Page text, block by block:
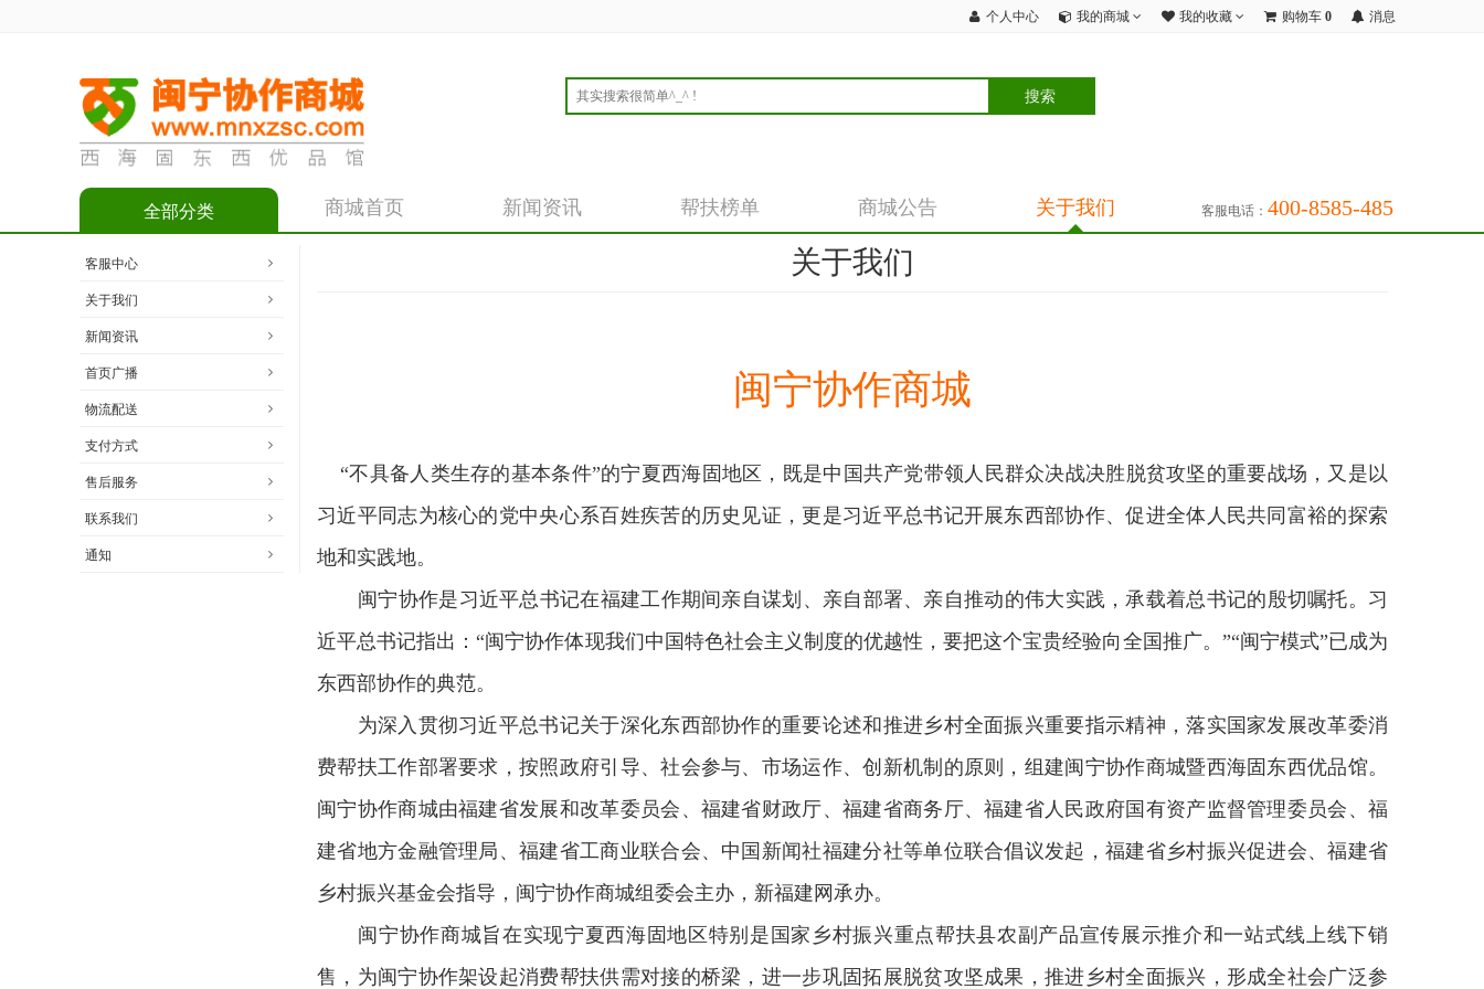
个人中心 我的商城 我的收藏 购物车 0 消息
商城首页 新闻资讯 帮扶榜单 商城公告 关于我们 客服电话： 400-8585-485
全部分类
关于我们
闽宁协作商城
“不具备人类生存的基本条件”的宁夏西海固地区，既是中国共产党带领人民群众决战决胜脱贫攻坚的重要战场，又是以
习近平同志为核心的党中央心系百姓疾苦的历史见证，更是习近平总书记开展东西部协作、促进全体人民共同富裕的探索
地和实践地。
闽宁协作是习近平总书记在福建工作期间亲自谋划、亲自部署、亲自推动的伟大实践，承载着总书记的殷切嘱托。习
近平总书记指出：“闽宁协作体现我们中国特色社会主义制度的优越性，要把这个宝贵经验向全国推广。”“闽宁模式”已成为
东西部协作的典范。
为深入贯彻习近平总书记关于深化东西部协作的重要论述和推进乡村全面振兴重要指示精神，落实国家发展改革委消
费帮扶工作部署要求，按照政府引导、社会参与、市场运作、创新机制的原则，组建闽宁协作商城暨西海固东西优品馆。
闽宁协作商城由福建省发展和改革委员会、福建省财政厅、福建省商务厅、福建省人民政府国有资产监督管理委员会、福
建省地方金融管理局、福建省工商业联合会、中国新闻社福建分社等单位联合倡议发起， 福建省乡村振兴促进会、福建省
乡村振兴基金会指导，闽宁协作商城组委会主办，新福建网承办。
闽宁协作商城旨在实现宁夏西海固地区特别是国家乡村振兴重点帮扶县农副产品宣传展示推介和一站式线上线下销
售，为闽宁协作架设起消费帮扶供需对接的桥梁，进一步巩固拓展脱贫攻坚成果，推进乡村全面振兴，形成全社会广泛参
客服中心
关于我们
新闻资讯
首页广播
物流配送
支付方式
售后服务
联系我们
通知